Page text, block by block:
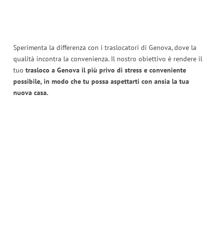
Sperimenta la differenza con i traslocatori di Genova, dove la
qualità incontra la convenienza. Il nostro obiettivo è rendere il
tuo trasloco a Genova il più privo di stress e conveniente
possibile, in modo che tu possa aspettarti con ansia la tua
nuova casa.